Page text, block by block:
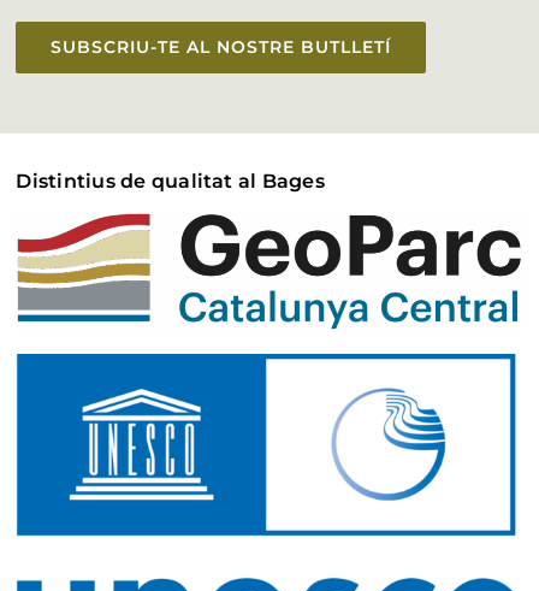
SUBSCRIU-TE AL NOSTRE BUTLLETÍ
Distintius de qualitat al Bages